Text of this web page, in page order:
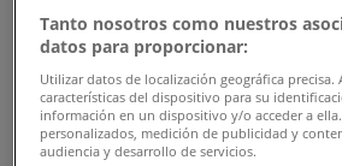
Tanto nosotros como nuestros
datos para proporcionar:
Utilizar datos de localización geográfica precisa.
características del dispositivo para su
información en un dispositivo y/o acceder a
personalizados, medición de publicidad y
audiencia y desarrollo de servicios.